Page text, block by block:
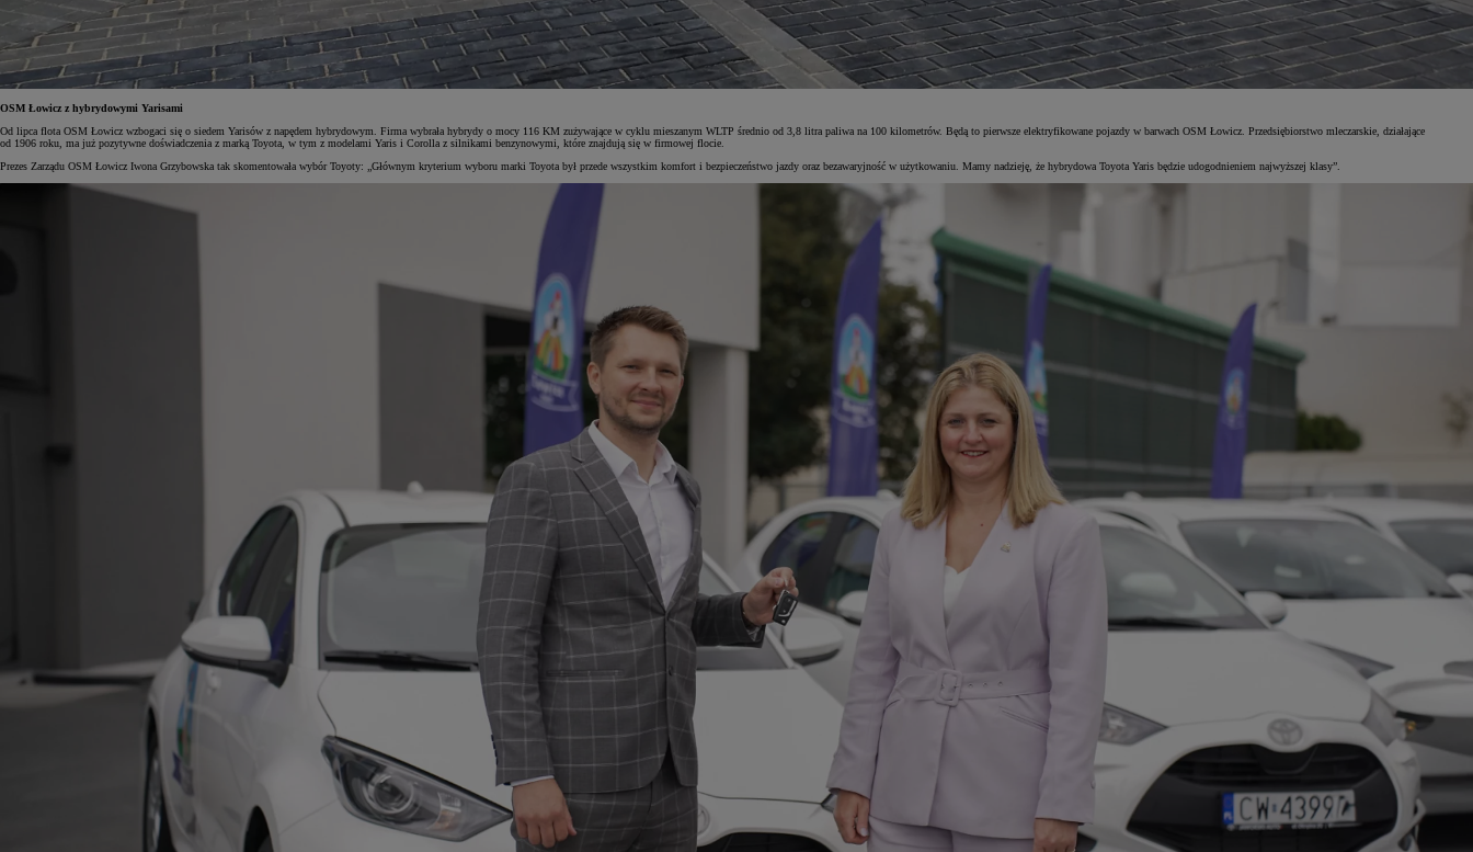
OSM Łowicz z hybrydowymi Yarisami
Od lipca flota OSM Łowicz wzbogaci się o siedem Yarisów z napędem hybrydowym. Firma wybrała hybrydy o mocy 116 KM zużywające w cyklu mieszanym WLTP średnio od 3,8 litra paliwa na 100 kilometrów. Będą to pierwsze elektryfikowane pojazdy w barwach OSM Łowicz. Przedsiębiorstwo mleczarskie, działające
od 1906 roku, ma już pozytywne doświadczenia z marką Toyota, w tym z modelami Yaris i Corolla z silnikami benzynowymi, które znajdują się w firmowej flocie.
Prezes Zarządu OSM Łowicz Iwona Grzybowska tak skomentowała wybór Toyoty: „Głównym kryterium wyboru marki Toyota był przede wszystkim komfort i bezpieczeństwo jazdy oraz bezawaryjność w użytkowaniu. Mamy nadzieję, że hybrydowa Toyota Yaris będzie udogodnieniem najwyższej klasy”.